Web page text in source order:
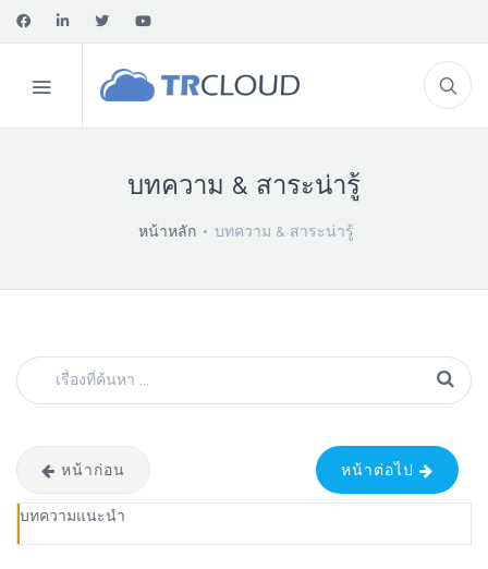
บทความ & สาระน่ารู้
หน้าหลัก บทความ & สาระน่ารู้
หน้าก่อน หน้าต่อไป
บทความแนะนำ